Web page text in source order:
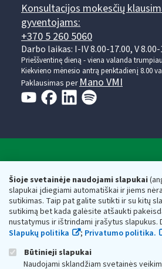
Šioje svetainėje naudojami slapukai
slapukai įdiegiami automatiškai ir jiems
sutikimas. Taip pat galite sutikti ir su kitų
sutikimą bet kada galėsite atšaukti
nustatymus ir ištrindami įrašytus slapukus.
Slapukų politika
; Privatumo politika.
Būtinieji slapukai
Naudojami sklandžiam svetainės
Konsultacijos mokesčių
gyventojams:
+370 5 260 5060
Darbo laikas: I-IV 8.00-17.00, V 8.00-
Prieššventinę dieną - viena valanda
Kiekvieno mėnesio antrą penktadienį 8.00
Paklausimas per Mano VMI
Respublikos finansų ministerijos
Biudžetinė įstaiga. Juridinio asmens kodas
adresas: Vasario 16-osios g. 14, 01107
vmi@vmi.lt, E. pristatymo dėžutės adresas
Duomenys apie Valstybinę mokesčių
Respublikos finansų ministerijos kaupiami ir